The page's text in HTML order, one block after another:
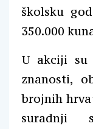
školsku
350.000
U akciji su
znanosti,
brojnih
suradnji